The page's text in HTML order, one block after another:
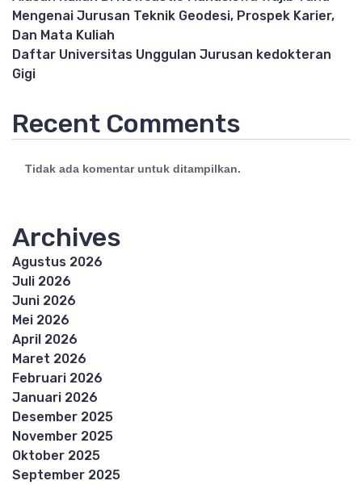
Mengenai Jurusan Teknik Geodesi, Prospek Karier,
Dan Mata Kuliah
Daftar Universitas Unggulan Jurusan kedokteran
Gigi
Recent Comments
Tidak ada komentar untuk ditampilkan.
Archives
Agustus 2026
Juli 2026
Juni 2026
Mei 2026
April 2026
Maret 2026
Februari 2026
Januari 2026
Desember 2025
November 2025
Oktober 2025
September 2025